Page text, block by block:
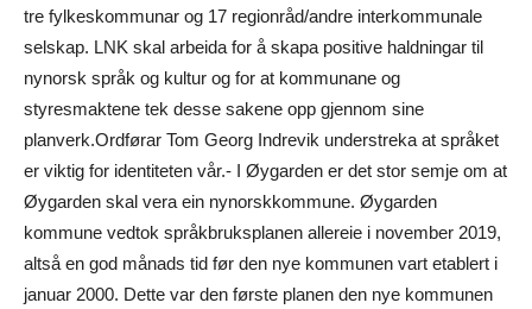
tre fylkeskommunar og 17 regionråd/andre interkommunale
selskap. LNK skal arbeida for å skapa positive haldningar til
nynorsk språk og kultur og for at kommunane og
styresmaktene tek desse sakene opp gjennom sine
planverk.Ordførar Tom Georg Indrevik understreka at språket
er viktig for identiteten vår.- I Øygarden er det stor semje om at
Øygarden skal vera ein nynorskkommune. Øygarden
kommune vedtok språkbruksplanen allereie i november 2019,
altså en god månads tid før den nye kommunen vart etablert i
januar 2000. Dette var den første planen den nye kommunen